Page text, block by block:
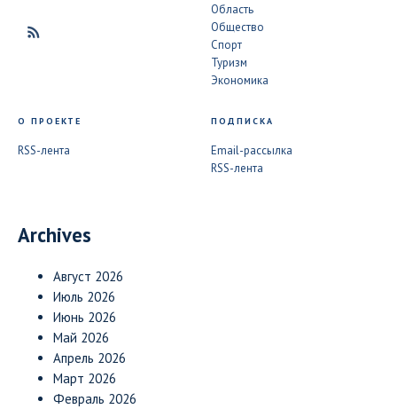
Область
Общество
Спорт
Туризм
Экономика
О ПРОЕКТЕ
RSS-лента
ПОДПИСКА
Email-рассылка
RSS-лента
Archives
Август 2026
Июль 2026
Июнь 2026
Май 2026
Апрель 2026
Март 2026
Февраль 2026